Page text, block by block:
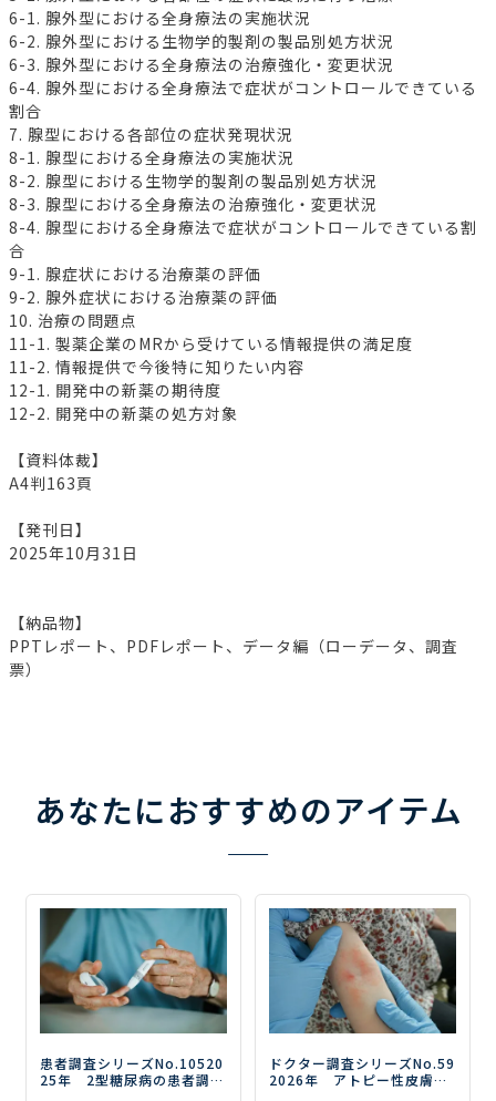
6-1. 腺外型における全身療法の実施状況
6-2. 腺外型における生物学的製剤の製品別処方状況
6-3. 腺外型における全身療法の治療強化・変更状況
6-4. 腺外型における全身療法で症状がコントロールできている
割合
7. 腺型における各部位の症状発現状況
8-1. 腺型における全身療法の実施状況
8-2. 腺型における生物学的製剤の製品別処方状況
8-3. 腺型における全身療法の治療強化・変更状況
8-4. 腺型における全身療法で症状がコントロールできている割
合
9-1. 腺症状における治療薬の評価
9-2. 腺外症状における治療薬の評価
10. 治療の問題点
11-1. 製薬企業のMRから受けている情報提供の満足度
11-2. 情報提供で今後特に知りたい内容
12-1. 開発中の新薬の期待度
12-2. 開発中の新薬の処方対象
【資料体裁】
A4判163頁
【発刊日】
2025年10月31日
【納品物】
PPTレポート、PDFレポート、データ編（ローデータ、調査
票）
あなたにおすすめのアイテム
患者調査シリーズNo.10520
25年 2型糖尿病の患者調査
ドクター調査シリーズNo.59
2026年 アトピー性皮膚炎